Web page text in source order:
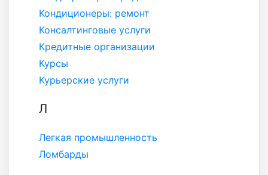
Кондиционеры: ремонт
Консалтинговые услуги
Кредитные организации
Курсы
Курьерские услуги
Л
Легкая промышленность
Ломбарды